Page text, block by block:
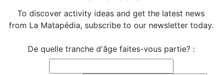
To discover activity ideas and get the latest news
from La Matapédia, subscribe to our newsletter today.
De quelle tranche d'âge faites-vous partie? :